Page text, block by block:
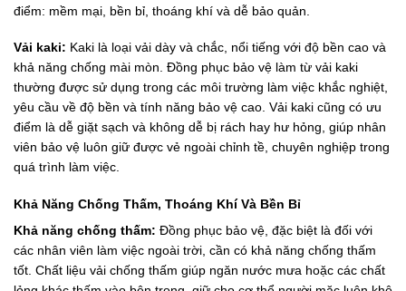
điểm: mềm mại, bền bỉ, thoáng khí và dễ bảo quản.
Vải kaki: Kaki là loại vải dày và chắc, nổi tiếng với độ bền cao và
khả năng chống mài mòn. Đồng phục bảo vệ làm từ vải kaki
thường được sử dụng trong các môi trường làm việc khắc nghiệt,
yêu cầu về độ bền và tính năng bảo vệ cao. Vải kaki cũng có ưu
điểm là dễ giặt sạch và không dễ bị rách hay hư hỏng, giúp nhân
viên bảo vệ luôn giữ được vẻ ngoài chỉnh tề, chuyên nghiệp trong
quá trình làm việc.
Khả Năng Chống Thấm, Thoáng Khí Và Bền Bỉ
Khả năng chống thấm: Đồng phục bảo vệ, đặc biệt là đối với
các nhân viên làm việc ngoài trời, cần có khả năng chống thấm
tốt. Chất liệu vải chống thấm giúp ngăn nước mưa hoặc các chất